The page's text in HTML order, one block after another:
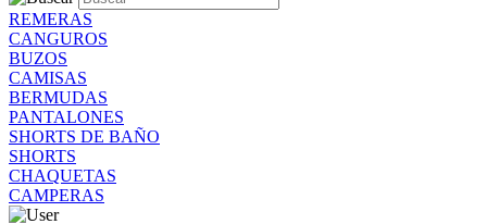
REMERAS
CANGUROS
BUZOS
CAMISAS
BERMUDAS
PANTALONES
SHORTS DE BAÑO
SHORTS
CHAQUETAS
CAMPERAS